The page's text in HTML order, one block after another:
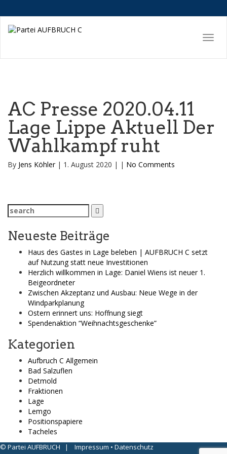
AC Presse 2020.04.11
Lage Lippe Aktuell Der
Wahlkampf ruht
By Jens Köhler | 1. August 2020 | | No Comments
Search
for:
Neueste Beiträge
Haus des Gastes in Lage beleben | AUFBRUCH C setzt
auf Nutzung statt neue Investitionen
Herzlich willkommen in Lage: Daniel Wiens ist neuer 1.
Beigeordneter
Zwischen Akzeptanz und Ausbau: Neue Wege in der
Windparkplanung
Ostern erinnert uns: Hoffnung siegt
Spendenaktion “Weihnachtsgeschenke”
Kategorien
Aufbruch C Allgemein
Bad Salzuflen
Detmold
Fraktionen
Lage
Lemgo
Positionspapiere
Tacheles
© Partei AUFBRUCH | Impressum • Datenschutz